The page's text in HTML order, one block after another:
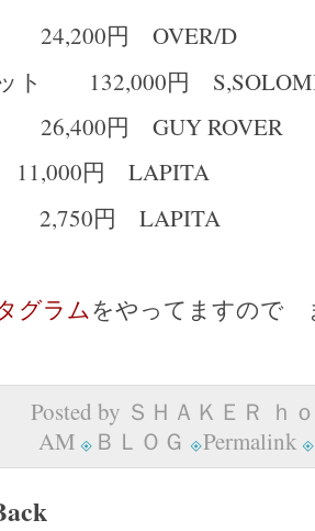
24,200円 OVER/D
ト 132,000円
26,400円 GUY ROVER
円 LAPITA
2,750円 LAPITA
グラムをやってますので
Posted by ＳＨＡＫＥＲ ｈ
AM
ＢＬＯＧ Permalink